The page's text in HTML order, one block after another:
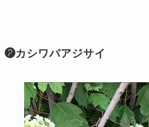
❷カシワバアジサイ